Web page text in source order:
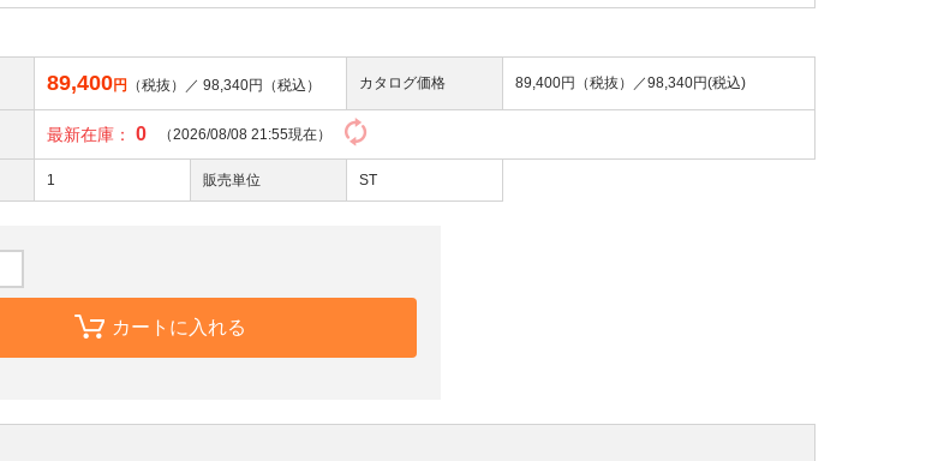
89,400円 （税抜）／ 98,340円（税込） カタログ価格 89,400円（税抜）／98,340円(税込)
最新在庫： 0 （2026/08/08 21:55現在）
1 販売単位 ST
カートに入れる